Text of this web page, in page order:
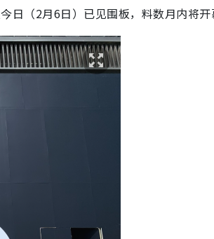
日（2月6日）已见围板，料数月内将开